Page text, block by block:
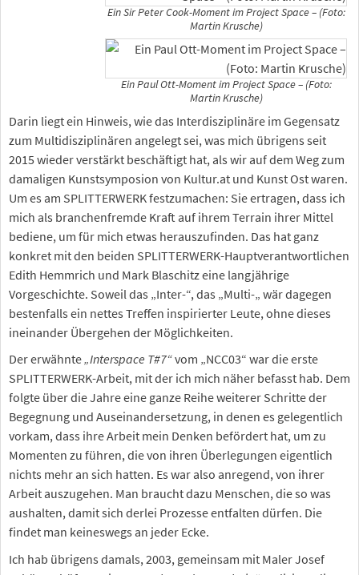
Ein Sir Peter Cook-Moment im Project Space – (Foto:
Martin Krusche)
Ein Paul Ott-Moment im Project Space – (Foto:
Martin Krusche)
Darin liegt ein Hinweis, wie das Interdisziplinäre im Gegensatz
zum Multidisziplinären angelegt sei, was mich übrigens seit
2015 wieder verstärkt beschäftigt hat, als wir auf dem Weg zum
damaligen Kunstsymposion von Kultur.at und Kunst Ost waren.
Um es am SPLITTERWERK festzumachen: Sie ertragen, dass ich
mich als branchenfremde Kraft auf ihrem Terrain ihrer Mittel
bediene, um für mich etwas herauszufinden. Das hat ganz
konkret mit den beiden SPLITTERWERK-Hauptverantwortlichen
Edith Hemmrich und Mark Blaschitz eine langjährige
Vorgeschichte. Soweil das „Inter-“, das „Multi-„ wär dagegen
bestenfalls ein nettes Treffen inspirierter Leute, ohne dieses
ineinander Übergehen der Möglichkeiten.
Der erwähnte„Interspace T#7“vom „NCC03“ war die erste
SPLITTERWERK-Arbeit, mit der ich mich näher befasst hab. Dem
folgte über die Jahre eine ganze Reihe weiterer Schritte der
Begegnung und Auseinandersetzung, in denen es gelegentlich
vorkam, dass ihre Arbeit mein Denken befördert hat, um zu
Momenten zu führen, die von ihren Überlegungen eigentlich
nichts mehr an sich hatten. Es war also anregend, von ihrer
Arbeit auszugehen. Man braucht dazu Menschen, die so was
aushalten, damit sich derlei Prozesse entfalten dürfen. Die
findet man keineswegs an jeder Ecke.
Ich hab übrigens damals, 2003, gemeinsam mit Maler Josef